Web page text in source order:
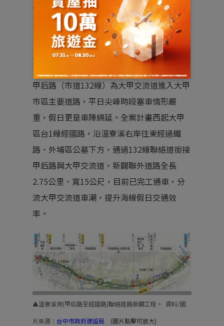
▲清水車站跨站天橋。 資料/圖片來源 台中市政府
溫寮溪旁聯絡道路新闢工程
甲后路（市道132線）為大甲交流道進入大甲
市區主要道路，平日尖峰時段塞車情形嚴
重，假日更是車陣綿延。全案計畫西起大甲
區台1線經國路，沿溫寮溪右岸往東經過鐵
路、外埔區公墓下方，通過132線聯絡道銜接
甲后路與大甲交流道，新闢聯外道路全長
2.75公里、寬15公尺，目前已完工通車，分
流大甲交流道車潮，提升海線假日交通效
率。
▲溫寮溪旁(甲后路至經國路)聯絡道路新闢工程。 資料/圖
片來源 ： 台中市政府建設局 (圖片點擊可放大)